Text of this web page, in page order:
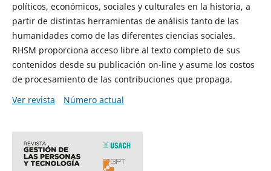
políticos, económicos, sociales y culturales en la historia, a
partir de distintas herramientas de análisis tanto de las
humanidades como de las diferentes ciencias sociales.
RHSM proporciona acceso libre al texto completo de sus
contenidos desde su publicación on-line y asume los costos
de procesamiento de las contribuciones que propaga.
Ver revista
Número actual